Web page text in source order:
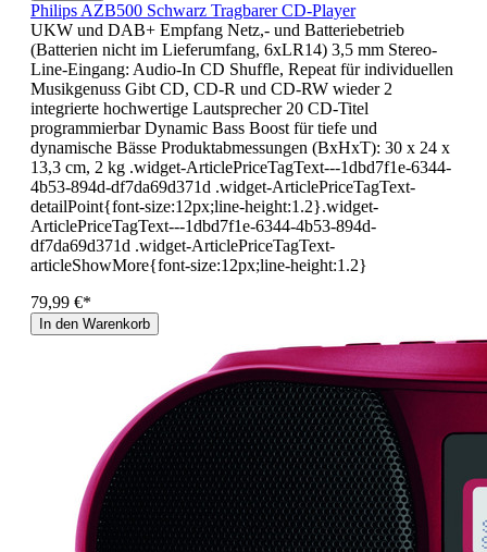
Philips AZB500 Schwarz Tragbarer CD-Player
UKW und DAB+ Empfang Netz,- und Batteriebetrieb
(Batterien nicht im Lieferumfang, 6xLR14) 3,5 mm Stereo-
Line-Eingang: Audio-In CD Shuffle, Repeat für individuellen
Musikgenuss Gibt CD, CD-R und CD-RW wieder 2
integrierte hochwertige Lautsprecher 20 CD-Titel
programmierbar Dynamic Bass Boost für tiefe und
dynamische Bässe Produktabmessungen (BxHxT): 30 x 24 x
13,3 cm, 2 kg .widget-ArticlePriceTagText---1dbd7f1e-6344-
4b53-894d-df7da69d371d .widget-ArticlePriceTagText-
detailPoint{font-size:12px;line-height:1.2}.widget-
ArticlePriceTagText---1dbd7f1e-6344-4b53-894d-
df7da69d371d .widget-ArticlePriceTagText-
articleShowMore{font-size:12px;line-height:1.2}
79,99 €*
In den Warenkorb